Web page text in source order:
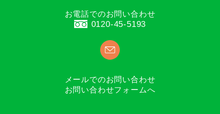
お電話でのお問い合わせ
0120-45-5193
メールでのお問い合わせ
お問い合わせフォームへ